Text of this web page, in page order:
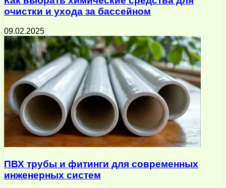
очистки и ухода за бассейном
09.02.2025
ПВХ трубы и фитинги для современных
инженерных систем